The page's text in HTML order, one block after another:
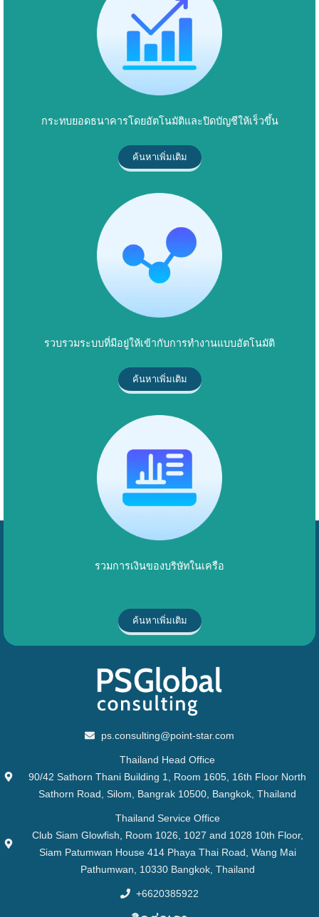
กระทบยอดธนาคารโดยอัตโนมัติและปิดบัญชีให้เร็วขึ้น
ค้นหาเพิ่มเติม
รวบรวมระบบที่มีอยู่ให้เข้ากับการทำงานแบบอัตโนมัติ
ค้นหาเพิ่มเติม
รวมการเงินของบริษัทในเครือ
ค้นหาเพิ่มเติม
ps.consulting@point-star.com
Thailand Head Office
90/42 Sathorn Thani Building 1, Room 1605, 16th Floor North
Sathorn Road, Silom, Bangrak 10500, Bangkok, Thailand
Thailand Service Office
Club Siam Glowfish, Room 1026, 1027 and 1028 10th Floor,
Siam Patumwan House 414 Phaya Thai Road, Wang Mai
Pathumwan, 10330 Bangkok, Thailand
+6620385922